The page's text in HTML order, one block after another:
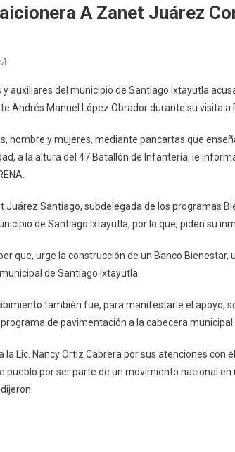
A Zanet Juárez
auxiliares del municipio de Santiago Ixtayutla
Andrés Manuel López Obrador durante su visita a
hombre y mujeres, mediante pancartas que
a la altura del 47 Batallón de Infantería, le
Juárez Santiago, subdelegada de los programas
de Santiago Ixtayutla, por lo que, piden su
que, urge la construcción de un Banco
de Santiago Ixtayutla.
también fue, para manifestarle el apoyo,
de pavimentación a la cabecera municipal
la Lic. Nancy Ortiz Cabrera por sus atenciones con
pueblo por ser parte de un movimiento nacional